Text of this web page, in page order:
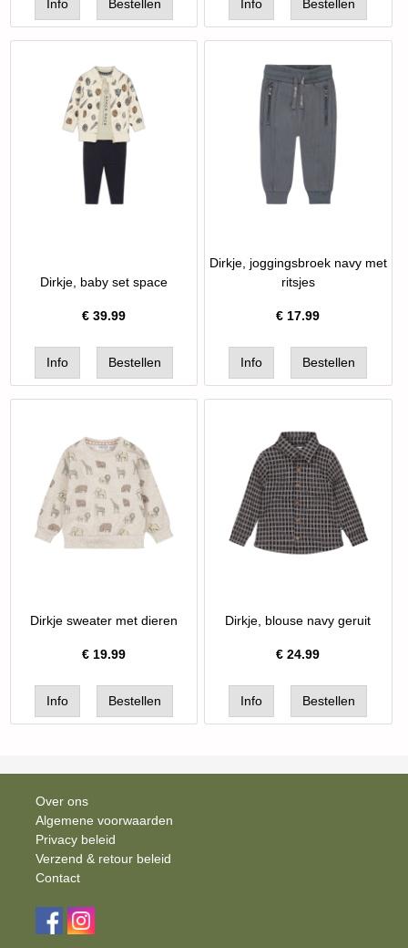
Dirkje, baby set space
€ 39.99
Dirkje, joggingsbroek navy met
ritsjes
€ 17.99
Dirkje sweater met dieren
€ 19.99
Dirkje, blouse navy geruit
€24.99
Over ons
Algemene voorwaarden
Privacy beleid
Verzend & retour beleid
Contact